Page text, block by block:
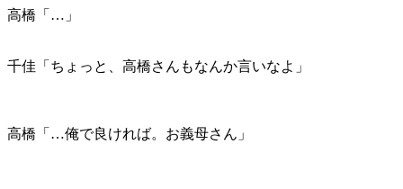
高橋「…」
千佳「ちょっと、高橋さんもなんか言いなよ」
高橋「…俺で良ければ。お義母さん」